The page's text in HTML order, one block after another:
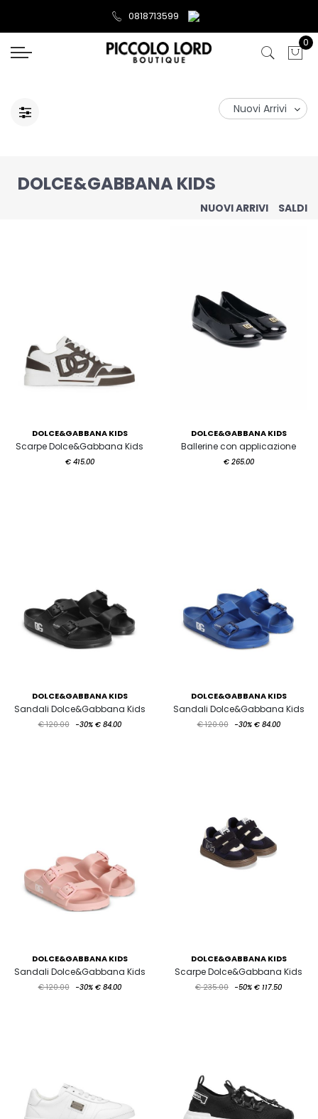
0818713599
0
DOLCE&GABBANA KIDS
NUOVI ARRIVI SALDI
DOLCE&GABBANA KIDS
Scarpe Dolce&Gabbana Kids
€ 415.00
DOLCE&GABBANA KIDS
Ballerine con applicazione
€ 265.00
DOLCE&GABBANA KIDS
Sandali Dolce&Gabbana Kids
€ 120.00 -30% € 84.00
DOLCE&GABBANA KIDS
Sandali Dolce&Gabbana Kids
€ 120.00 -30% € 84.00
DOLCE&GABBANA KIDS
Sandali Dolce&Gabbana Kids
€ 120.00 -30% € 84.00
DOLCE&GABBANA KIDS
Scarpe Dolce&Gabbana Kids
€ 235.00 -50% € 117.50